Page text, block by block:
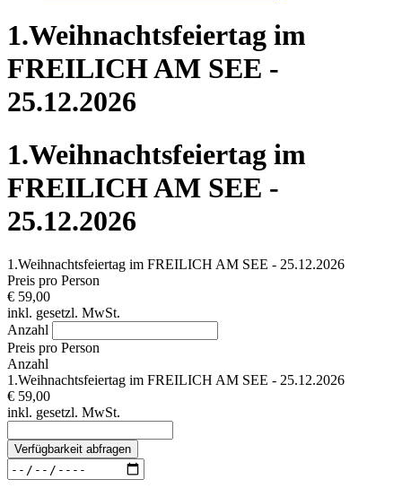
1.Weihnachtsfeiertag im
FREILICH AM SEE -
25.12.2026
1.Weihnachtsfeiertag im
FREILICH AM SEE -
25.12.2026
1.Weihnachtsfeiertag im FREILICH AM SEE - 25.12.2026
Preis pro Person
€ 59,00
inkl. gesetzl. MwSt.
Anzahl
Preis pro Person
Anzahl
1.Weihnachtsfeiertag im FREILICH AM SEE - 25.12.2026
€ 59,00
inkl. gesetzl. MwSt.
Verfügbarkeit abfragen